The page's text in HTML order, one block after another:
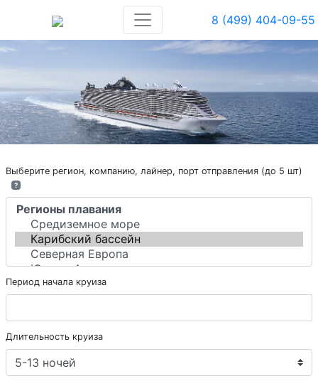
8 (499) 404-09-55
Выберите регион, компанию, лайнер, порт отправления (до 5 шт)
?
Период начала круиза
Длительность круиза